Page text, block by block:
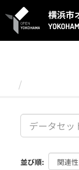
キ
並び順